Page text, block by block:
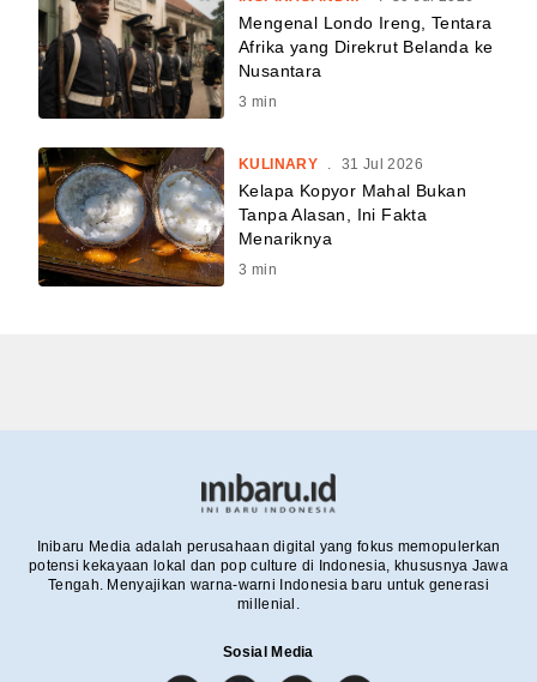
Mengenal Londo Ireng, Tentara
Afrika yang Direkrut Belanda ke
Nusantara
3 min
KULINARY 31 Jul 2026
Kelapa Kopyor Mahal Bukan
Tanpa Alasan, Ini Fakta
Menariknya
3 min
Inibaru Media adalah perusahaan digital yang fokus memopulerkan
potensi kekayaan lokal dan pop culture di Indonesia, khususnya Jawa
Tengah. Menyajikan warna-warni Indonesia baru untuk generasi
millenial.
Sosial Media